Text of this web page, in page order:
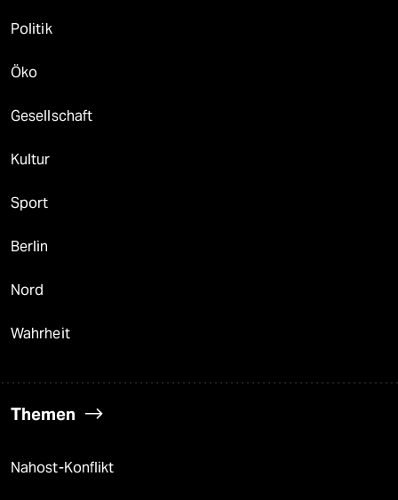
Politik
Öko
Gesellschaft
Kultur
Sport
Berlin
Nord
Wahrheit
Themen
Nahost-Konflikt